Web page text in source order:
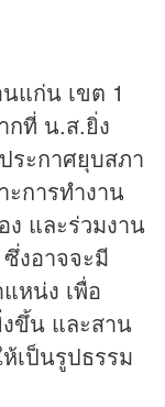
แก่น เขต 1
กที่ น.ส.ยิ่ง
ะกาศยุบสภา
การทำงาน
และร่วมงาน
งอาจจะมี
หน่ง เพื่อ
ขึ้น และสาน
เป็นรูปธรรม